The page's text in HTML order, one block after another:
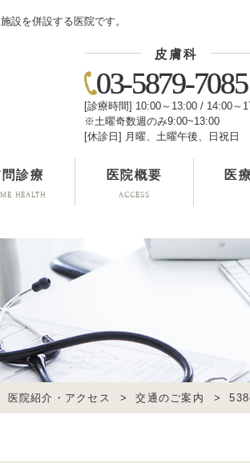
設を併設する医院です。
皮膚科
03-5879-7085
[診療時間] 10:00～13:00 / 14:00～
※土曜奇数週のみ9:00~13:00
[休診日] 月曜、土曜午後、日祝日
HEALTH
診療
ACCESS
医院概要 医
医院紹介・アクセス > 交通のご案内 >